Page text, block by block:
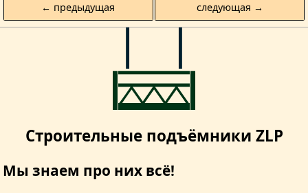
Строительные подъёмники ZLP
Мы знаем про них всё!
← предыдущая следующая →